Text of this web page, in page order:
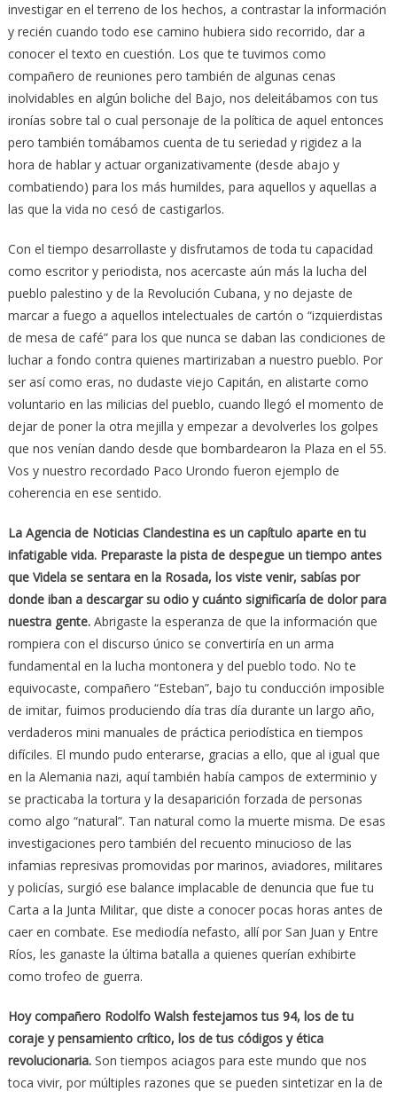
investigar en el terreno de los hechos, a contrastar la información
y recién cuando todo ese camino hubiera sido recorrido, dar a
conocer el texto en cuestión. Los que te tuvimos como
compañero de reuniones pero también de algunas cenas
inolvidables en algún boliche del Bajo, nos deleitábamos con tus
ironías sobre tal o cual personaje de la política de aquel entonces
pero también tomábamos cuenta de tu seriedad y rigidez a la
hora de hablar y actuar organizativamente (desde abajo y
combatiendo) para los más humildes, para aquellos y aquellas a
las que la vida no cesó de castigarlos.
Con el tiempo desarrollaste y disfrutamos de toda tu capacidad
como escritor y periodista, nos acercaste aún más la lucha del
pueblo palestino y de la Revolución Cubana, y no dejaste de
marcar a fuego a aquellos intelectuales de cartón o “izquierdistas
de mesa de café” para los que nunca se daban las condiciones de
luchar a fondo contra quienes martirizaban a nuestro pueblo. Por
ser así como eras, no dudaste viejo Capitán, en alistarte como
voluntario en las milicias del pueblo, cuando llegó el momento de
dejar de poner la otra mejilla y empezar a devolverles los golpes
que nos venían dando desde que bombardearon la Plaza en el 55.
Vos y nuestro recordado Paco Urondo fueron ejemplo de
coherencia en ese sentido.
La Agencia de Noticias Clandestina es un capítulo aparte en tu
infatigable vida. Preparaste la pista de despegue un tiempo antes
que Videla se sentara en la Rosada, los viste venir, sabías por
donde iban a descargar su odio y cuánto significaría de dolor para
nuestra gente.Abrigaste la esperanza de que la información que
rompiera con el discurso único se convertiría en un arma
fundamental en la lucha montonera y del pueblo todo. No te
equivocaste, compañero “Esteban”, bajo tu conducción imposible
de imitar, fuimos produciendo día tras día durante un largo año,
verdaderos mini manuales de práctica periodística en tiempos
difíciles. El mundo pudo enterarse, gracias a ello, que al igual que
en la Alemania nazi, aquí también había campos de exterminio y
se practicaba la tortura y la desaparición forzada de personas
como algo “natural”. Tan natural como la muerte misma. De esas
investigaciones pero también del recuento minucioso de las
infamias represivas promovidas por marinos, aviadores, militares
y policías, surgió ese balance implacable de denuncia que fue tu
Carta a la Junta Militar, que diste a conocer pocas horas antes de
caer en combate. Ese mediodía nefasto, allí por San Juan y Entre
Ríos, les ganaste la última batalla a quienes querían exhibirte
como trofeo de guerra.
Hoy compañero Rodolfo Walsh festejamos tus 94, los de tu
coraje y pensamiento crítico, los de tus códigos y ética
revolucionaria.Son tiempos aciagos para este mundo que nos
toca vivir, por múltiples razones que se pueden sintetizar en la de